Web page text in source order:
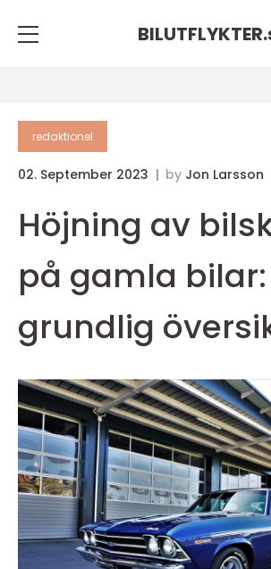
BILUTFLYKTER.
redaktionel
02. September 2023 by Jon Larsson
Höjning av
på gamla bilar:
grundlig